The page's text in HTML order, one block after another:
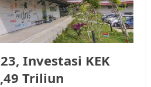
Investasi KEK
Triliun